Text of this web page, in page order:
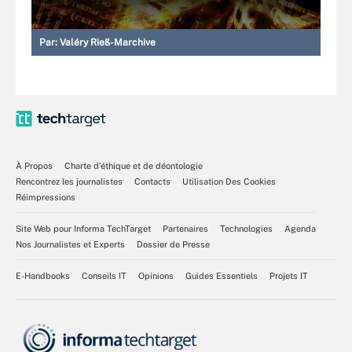
Par: Valéry Rieß-Marchive
À Propos
Charte d’éthique et de déontologie
Rencontrez les journalistes
Contacts
Utilisation Des Cookies
Réimpressions
Site Web pour Informa TechTarget Partenaires Technologies
Agenda
Nos Journalistes et Experts
Dossier de Presse
E-Handbooks Conseils IT Opinions Guides Essentiels Projets IT